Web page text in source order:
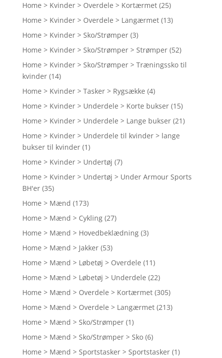
Home > Kvinder > Overdele > Kortærmet (25)
Home > Kvinder > Overdele > Langærmet (13)
Home > Kvinder > Sko/Strømper (3)
Home > Kvinder > Sko/Strømper > Strømper (52)
Home > Kvinder > Sko/Strømper > Træningssko til
kvinder (14)
Home > Kvinder > Tasker > Rygsække (4)
Home > Kvinder > Underdele > Korte bukser (15)
Home > Kvinder > Underdele > Lange bukser (21)
Home > Kvinder > Underdele til kvinder > lange
bukser til kvinder (1)
Home > Kvinder > Undertøj (7)
Home > Kvinder > Undertøj > Under Armour Sports
BH'er (35)
Home > Mænd (173)
Home > Mænd > Cykling (27)
Home > Mænd > Hovedbeklædning (3)
Home > Mænd > Jakker (53)
Home > Mænd > Løbetøj > Overdele (11)
Home > Mænd > Løbetøj > Underdele (22)
Home > Mænd > Overdele > Kortærmet (305)
Home > Mænd > Overdele > Langærmet (213)
Home > Mænd > Sko/Strømper (1)
Home > Mænd > Sko/Strømper > Sko (6)
Home > Mænd > Sportstasker > Sportstasker (1)